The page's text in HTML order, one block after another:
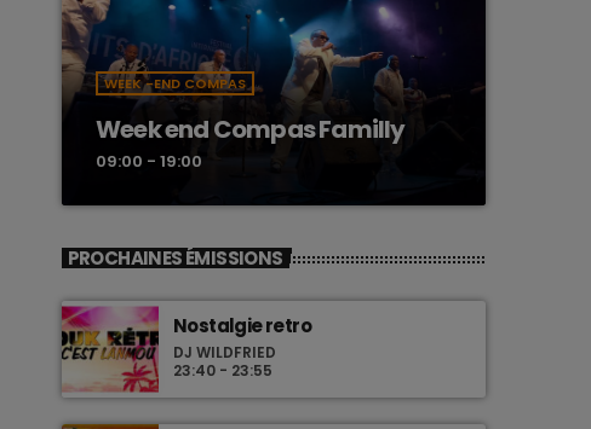
WEEK -END COMPAS
Week end Compas Familly
09:00 - 19:00
PROCHAINES ÉMISSIONS
Nostalgie retro
DJ WILDFRIED
23:40 - 23:55